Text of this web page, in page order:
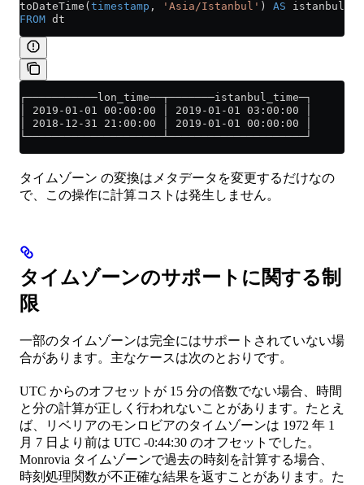
toDateTime( timestamp , 'Asia/Istanbul' ) AS
FROM dt
┌───────────lon_time──┬───────istanbul_time─┐
│ 2019-01-01 00:00:00 │ 2019-01-01 03:00:00 │
│ 2018-12-31 21:00:00 │ 2019-01-01 00:00:00 │
└─────────────────────┴─────────────────────┘
タイムゾーン の変換はメタデータを変更するだけなの
で、この操作に計算コストは発生しません。
タイムゾーンのサポートに関する制
限
一部のタイムゾーンは完全にはサポートされていない場
合があります。主なケースは次のとおりです。
UTC からのオフセットが 15 分の倍数でない場合、時間
と分の計算が正しく行われないことがあります。たとえ
ば、リベリアのモンロビアのタイムゾーンは 1972 年 1
月 7 日より前は UTC -0:44:30 のオフセットでした。
Monrovia タイムゾーンで過去の時刻を計算する場合、
時刻処理関数が不正確な結果を返すことがあります。た